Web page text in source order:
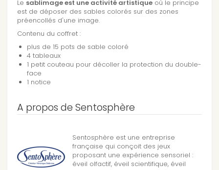
Le sablimage est une activité artistique où le principe
est de déposer des sables colorés sur des zones
préencollés d'une image.
Contenu du coffret :
plus de 15 pots de sable coloré
4 tableaux
1 petit couteau pour décoller la protection du double-
face
1 notice
A propos de Sentosphère
Sentosphère est une entreprise
française qui conçoit des jeux
proposant une expérience sensoriel :
éveil olfactif, éveil scientifique, éveil